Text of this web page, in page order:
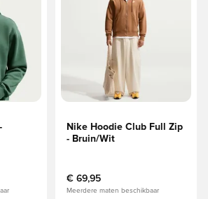
Nike Hoodie Club Full Zip
- Bruin/Wit
€ 69,95
Meerdere maten beschikbaar